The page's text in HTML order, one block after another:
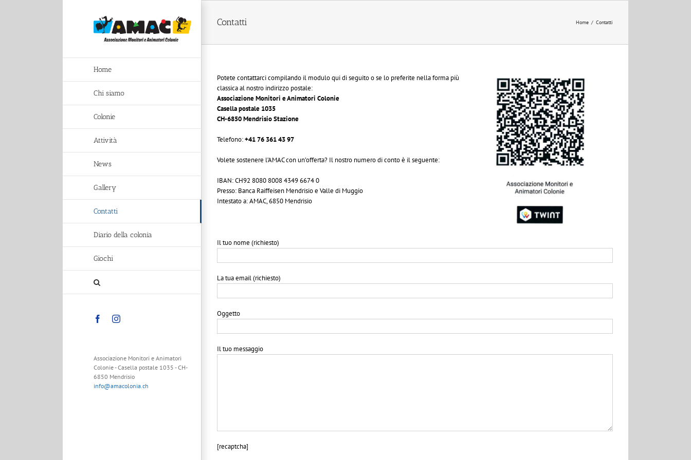
Home
Chi siamo
Colonie
Attività
News
Gallery
Contatti
Diario della colonia
Giochi
FacebookInstagram
Associazione Monitori e Animatori
Colonie - Casella postale 1035 - CH-
6850 Mendrisio
info@amacolonia.ch
Contatti Home / Contatti
Potete contattarci compilando il modulo qui di seguito o se lo preferite nella forma più
classica al nostro indirizzo postale:
Associazione Monitori e Animatori Colonie
Casella postale 1035
CH-6850 Mendrisio Stazione
Telefono:+41 76 361 43 97
Volete sostenere l’AMAC con un’offerta? Il nostro numero di conto è il seguente:
IBAN: CH92 8080 8008 4349 6674 0
Presso: Banca Raiffeisen Mendrisio e Valle di Muggio
Intestato a: AMAC, 6850 Mendrisio
Il tuo nome (richiesto)
La tua email (richiesto)
Oggetto
Il tuo messaggio
[recaptcha]